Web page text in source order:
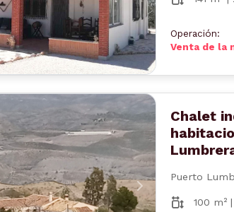
Operación:
Venta de la
Siguiente
Chalet
Puerto
100 m²